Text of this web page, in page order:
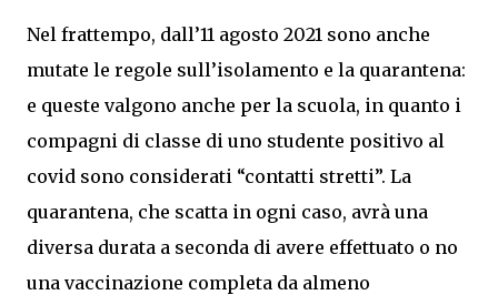
Nel frattempo, dall’11 agosto 2021 sono anche
mutate le regole sull’isolamento e la quarantena:
e queste valgono anche per la scuola, in quanto i
compagni di classe di uno studente positivo al
covid sono considerati “contatti stretti”. La
quarantena, che scatta in ogni caso, avrà una
diversa durata a seconda di avere effettuato o no
una vaccinazione completa da almeno